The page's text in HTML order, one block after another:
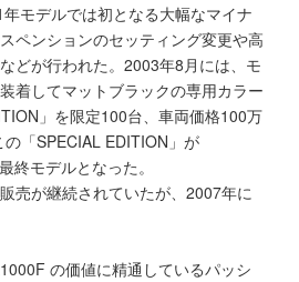
モデルでは初となる大幅なマイナ
ペンションのセッティング変更や高
どが行われた。2003年8月には、モ
着してマットブラックの専用カラー
」を限定100台、車両価格100万
「SPECIAL EDITION」が
終モデルとなった。
売が継続されていたが、2007年に
の価値に精通しているパッシ